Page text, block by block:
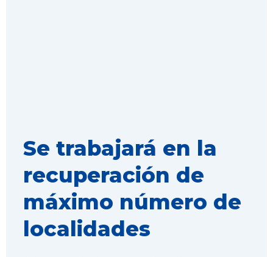
Se trabajará en la
recuperación de
máximo número de
localidades